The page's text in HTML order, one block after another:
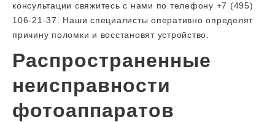
консультации свяжитесь с нами по телефону +7 (495)
106-21-37. Наши специалисты оперативно определят
причину поломки и восстановят устройство.
Распространенные
неисправности
фотоаппаратов